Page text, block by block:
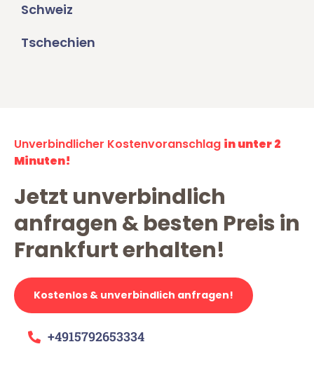
Schweiz
Tschechien
Unverbindlicher Kostenvoranschlag in unter 2
Minuten!
Jetzt unverbindlich
anfragen & besten Preis in
Frankfurt erhalten!
Kostenlos & unverbindlich anfragen!
+4915792653334